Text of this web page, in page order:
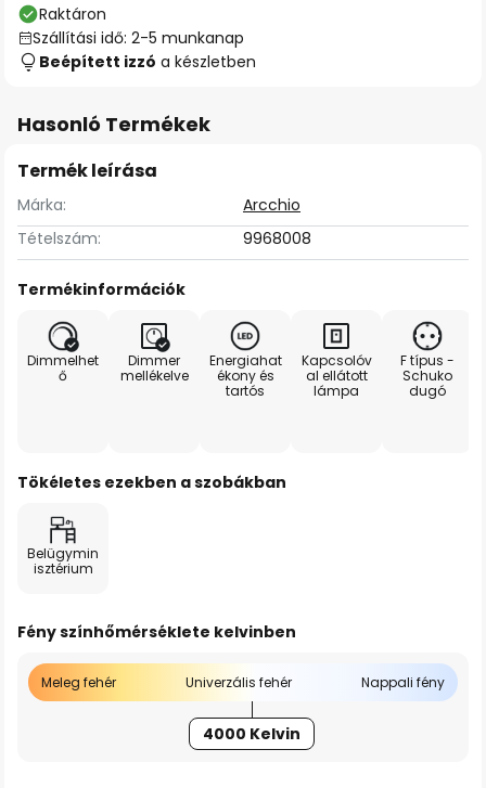
Raktáron
Szállítási idő: 2-5 munkanap
Beépített izzó a készletben
Hasonló Termékek
Termék leírása
Márka:
Arcchio
Tételszám:
9968008
Termékinformációk
Dimmelhet
ő
Dimmer
mellékelve
Energiahat
ékony és
tartós
Kapcsolóv
al ellátott
lámpa
F típus -
Schuko
dugó
Tökéletes ezekben a szobákban
Belügymin
isztérium
Fény színhőmérséklete kelvinben
Meleg fehér Univerzális fehér Nappali fény
4000 Kelvin